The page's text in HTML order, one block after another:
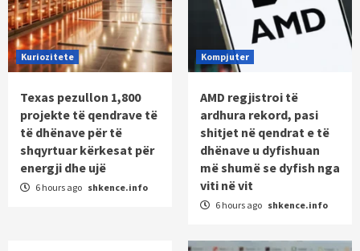
Kuriozitete
Texas pezullon 1,800
projekte të qendrave të
të dhënave për të
shqyrtuar kërkesat për
energji dhe ujë
6 hours ago shkence.info
Kompjuter
AMD regjistroi të
ardhura rekord, pasi
shitjet në qendrat e të
dhënave u dyfishuan
më shumë se dyfish nga
viti në vit
6 hours ago shkence.info